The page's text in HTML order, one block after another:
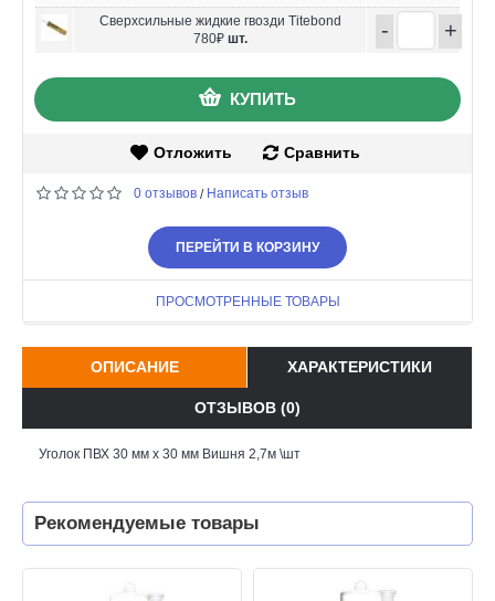
Сверхсильные жидкие гвозди Titebond
780₽ шт. - +
КУПИТЬ
Отложить Сравнить
0 отзывов / Написать отзыв
ПЕРЕЙТИ В КОРЗИНУ
ПРОСМОТРЕННЫЕ ТОВАРЫ
ОПИСАНИЕ ХАРАКТЕРИСТИКИ
ОТЗЫВОВ (0)
Уголок ПВХ 30 мм х 30 мм Вишня 2,7м \шт
Рекомендуемые товары